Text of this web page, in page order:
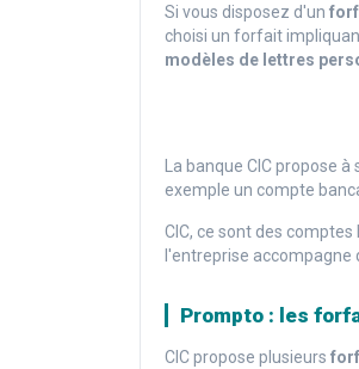
Si vous disposez d'un
choisi un forfait
modèles de lettres
La banque CIC propose
exemple un compte
CIC, ce sont des
l'entreprise accompagne
Prompto : les
CIC propose plusieurs